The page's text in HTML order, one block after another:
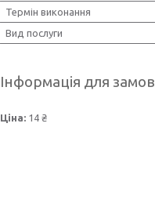
Термін виконання
Вид послуги
Інформація для
Ціна: 14 ₴